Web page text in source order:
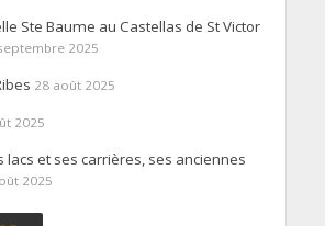
Ste Baume au Castellas de St Victor
2025
28 août 2025
2025
lacs et ses carrières, ses anciennes
2025